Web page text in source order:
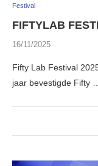
Festival
FIFTYLAB
16/11/2025
Fifty Lab Festival
jaar bevestigde Fifty